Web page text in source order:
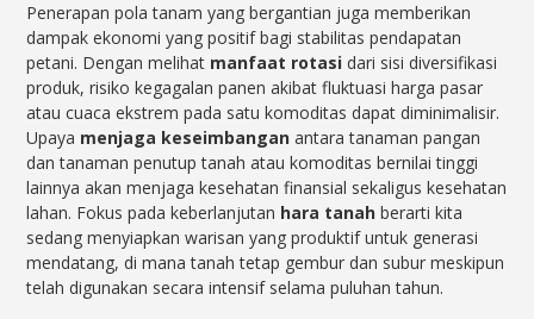
Penerapan pola tanam yang bergantian juga memberikan
dampak ekonomi yang positif bagi stabilitas pendapatan
petani. Dengan melihat manfaat rotasi dari sisi diversifikasi
produk, risiko kegagalan panen akibat fluktuasi harga pasar
atau cuaca ekstrem pada satu komoditas dapat diminimalisir.
Upaya menjaga keseimbangan antara tanaman pangan
dan tanaman penutup tanah atau komoditas bernilai tinggi
lainnya akan menjaga kesehatan finansial sekaligus kesehatan
lahan. Fokus pada keberlanjutan hara tanah berarti kita
sedang menyiapkan warisan yang produktif untuk generasi
mendatang, di mana tanah tetap gembur dan subur meskipun
telah digunakan secara intensif selama puluhan tahun.